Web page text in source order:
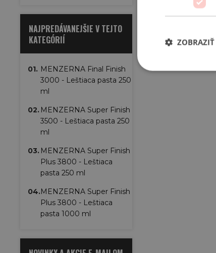
NAJPREDÁVANEJŠIE V TEJTO
KATEGÓRIÍ
01. MENZERNA Final Finish
3000 - Leštiaca pasta 250
ml
02. MENZERNA Super Finish
3500 - Leštiaca pasta 250
ml
03. MENZERNA Super Finish
Plus 3800 - Leštiaca
pasta 250 ml
04.MENZERNA Super Finish
Plus 3800 - Leštiaca
pasta 1000 ml